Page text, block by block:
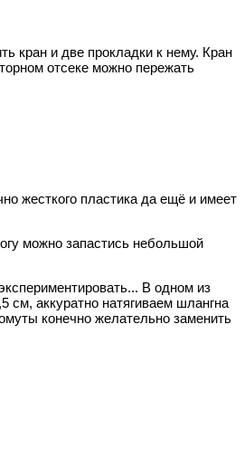
кран и две прокладки к нему. Кран
отсеке можно пережать
жесткого пластика да ещё и имеет
можно запастись небольшой
В одном из
см, аккуратно натягиваем шлангна
конечно желательно заменить